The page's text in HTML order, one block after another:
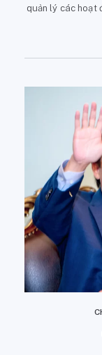
quản lý các hoạt